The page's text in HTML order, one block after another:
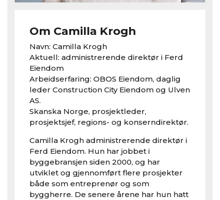
Om Camilla Krogh
Navn: Camilla Krogh
Aktuell: administrerende direktør i Ferd
Eiendom
Arbeidserfaring: OBOS Eiendom, daglig
leder Construction City Eiendom og Ulven
AS.
Skanska Norge, prosjektleder,
prosjektsjef, regions- og konserndirektør.
Camilla Krogh administrerende direktør i
Ferd Eiendom. Hun har jobbet i
byggebransjen siden 2000, og har
utviklet og gjennomført flere prosjekter
både som entreprenør og som
byggherre. De senere årene har hun hatt